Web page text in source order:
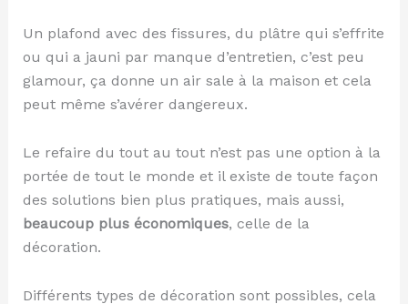
Un plafond avec des fissures, du plâtre qui s’effrite
ou qui a jauni par manque d’entretien, c’est peu
glamour, ça donne un air sale à la maison et cela
peut même s’avérer dangereux.
Le refaire du tout au tout n’est pas une option à la
portée de tout le monde et il existe de toute façon
des solutions bien plus pratiques, mais aussi,
beaucoup plus économiques, celle de la
décoration.
Différents types de décoration sont possibles, cela